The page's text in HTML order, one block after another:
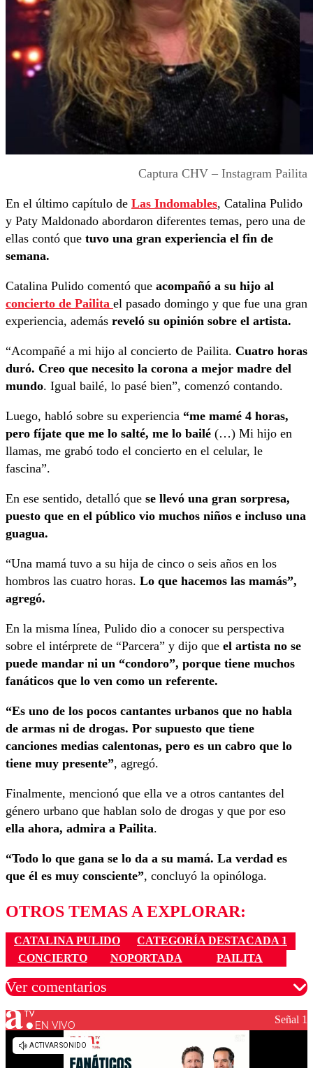
Captura CHV – Instagram Pailita
En el último capítulo de Las Indomables, Catalina Pulido
y Paty Maldonado abordaron diferentes temas, pero una de
ellas contó que tuvo una gran experiencia el fin de
semana.
Catalina Pulido comentó que acompañó a su hijo al
concierto de Pailita el pasado domingo y que fue una gran
experiencia, además reveló su opinión sobre el artista.
“Acompañé a mi hijo al concierto de Pailita. Cuatro horas
duró. Creo que necesito la corona a mejor madre del
mundo. Igual bailé, lo pasé bien”, comenzó contando.
Luego, habló sobre su experiencia “me mamé 4 horas,
pero fíjate que me lo salté, me lo bailé (…) Mi hijo en
llamas, me grabó todo el concierto en el celular, le
fascina”.
En ese sentido, detalló que se llevó una gran sorpresa,
puesto que en el público vio muchos niños e incluso una
guagua.
“Una mamá tuvo a su hija de cinco o seis años en los
hombros las cuatro horas. Lo que hacemos las mamás”,
agregó.
En la misma línea, Pulido dio a conocer su perspectiva
sobre el intérprete de “Parcera” y dijo que el artista no se
puede mandar ni un “condoro”, porque tiene muchos
fanáticos que lo ven como un referente.
“Es uno de los pocos cantantes urbanos que no habla
de armas ni de drogas. Por supuesto que tiene
canciones medias calentonas, pero es un cabro que lo
tiene muy presente”, agregó.
Finalmente, mencionó que ella ve a otros cantantes del
género urbano que hablan solo de drogas y que por eso
ella ahora, admira a Pailita.
“Todo lo que gana se lo da a su mamá. La verdad es
que él es muy consciente”, concluyó la opinóloga.
OTROS TEMAS A EXPLORAR:
CATALINA PULIDO
CATEGORÍA DESTACADA 1
CONCIERTO
NOPORTADA PAILITA
Ver comentarios
Los comentarios son moderados para garantizar un
diálogo respetuoso.
EN VIVO Señal 1